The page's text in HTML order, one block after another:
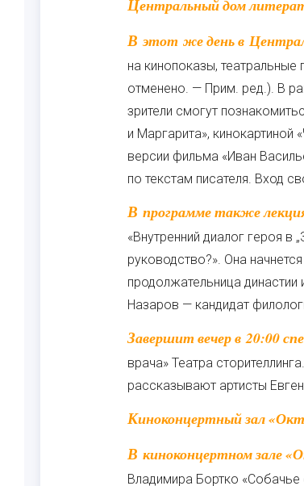
Центральный дом
В этот же день в Центральном доме литераторов приглашают в 16:00
на кинопоказы, театральные
отменено. — Прим. ред.). В
зрители смогут
и Маргарита»,
версии фильма «Иван
по текстам писателя. Вход
В программе также лекция-дискуссия Натальи Бехтеревой и Ивана Назарова
«Внутренний диалог героя в
руководство?». Она
продолжательница
Назаров — кандидат
Завершит вечер в 20:00 спектакль по булгаковскому циклу рассказов «Записки юного
врача» Театра
рассказывают артисты
Киноконцертный зал
В киноконцертном зале «Октябрь» 15 мая в 19:00 состоится кинопоказ фильма
Владимира Бортко «Собачье